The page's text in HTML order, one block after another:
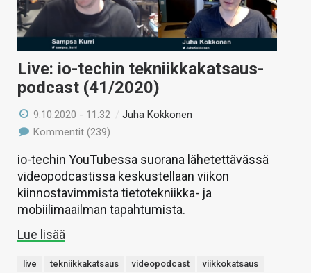
Live: io-techin tekniikkakatsaus-
podcast (41/2020)
9.10.2020 - 11:32 /Juha Kokkonen
Kommentit (239)
io-techin YouTubessa suorana lähetettävässä
videopodcastissa keskustellaan viikon
kiinnostavimmista tietotekniikka- ja
mobiilimaailman tapahtumista.
Lue lisää
live tekniikkakatsaus videopodcast
viikkokatsaus